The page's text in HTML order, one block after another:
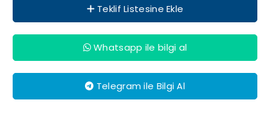
Teklif Listesine Ekle
Whatsapp ile bilgi al
Telegram ile Bilgi Al